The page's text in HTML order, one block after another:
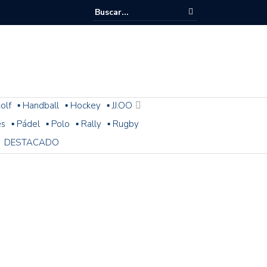
▪ Handball ▪ Hockey ▪ JJ.OO
▪ Pádel ▪ Polo ▪ Rally ▪ Rugby
DESTACADO